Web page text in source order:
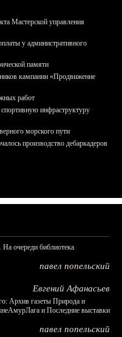
Мастерской управления
у административного
памяти
кампании «Продвижение
работ
инфраструктуру
морского пути
производство дебаркадеров
очереди библиотека
павел попельский
Евгений Афанасьев
Архив газеты Природа и
и Последние выставки
павел попельский